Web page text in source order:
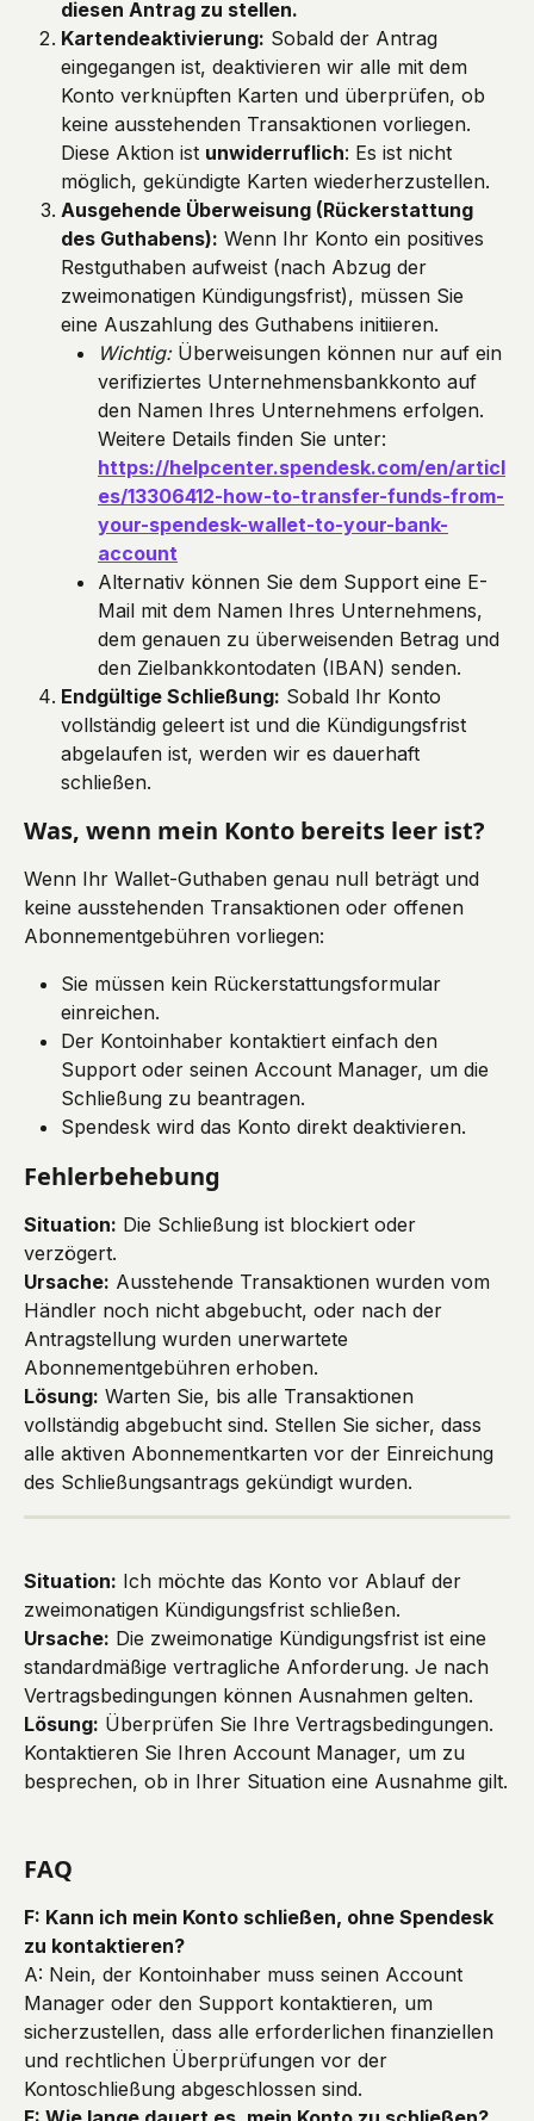
diesen Antrag zu stellen.
Kartendeaktivierung: Sobald der Antrag
eingegangen ist, deaktivieren wir alle mit dem
Konto verknüpften Karten und überprüfen, ob
keine ausstehenden Transaktionen vorliegen.
Diese Aktion ist unwiderruflich: Es ist nicht
möglich, gekündigte Karten wiederherzustellen.
Ausgehende Überweisung (Rückerstattung
des Guthabens): Wenn Ihr Konto ein positives
Restguthaben aufweist (nach Abzug der
zweimonatigen Kündigungsfrist), müssen Sie
eine Auszahlung des Guthabens initiieren.
Wichtig: Überweisungen können nur auf ein
verifiziertes Unternehmensbankkonto auf
den Namen Ihres Unternehmens erfolgen.
Weitere Details finden Sie unter:
https://helpcenter.spendesk.com/en/articl
es/13306412-how-to-transfer-funds-from-
your-spendesk-wallet-to-your-bank-
account
Alternativ können Sie dem Support eine E-
Mail mit dem Namen Ihres Unternehmens,
dem genauen zu überweisenden Betrag und
den Zielbankkontodaten (IBAN) senden.
Endgültige Schließung: Sobald Ihr Konto
vollständig geleert ist und die Kündigungsfrist
abgelaufen ist, werden wir es dauerhaft
schließen.
Was, wenn mein Konto bereits leer ist?
Wenn Ihr Wallet-Guthaben genau null beträgt und
keine ausstehenden Transaktionen oder offenen
Abonnementgebühren vorliegen:
Sie müssen kein Rückerstattungsformular
einreichen.
Der Kontoinhaber kontaktiert einfach den
Support oder seinen Account Manager, um die
Schließung zu beantragen.
Spendesk wird das Konto direkt deaktivieren.
Fehlerbehebung
Situation: Die Schließung ist blockiert oder
verzögert.
Ursache: Ausstehende Transaktionen wurden vom
Händler noch nicht abgebucht, oder nach der
Antragstellung wurden unerwartete
Abonnementgebühren erhoben.
Lösung: Warten Sie, bis alle Transaktionen
vollständig abgebucht sind. Stellen Sie sicher, dass
alle aktiven Abonnementkarten vor der Einreichung
des Schließungsantrags gekündigt wurden.
Situation: Ich möchte das Konto vor Ablauf der
zweimonatigen Kündigungsfrist schließen.
Ursache: Die zweimonatige Kündigungsfrist ist eine
standardmäßige vertragliche Anforderung. Je nach
Vertragsbedingungen können Ausnahmen gelten.
Lösung: Überprüfen Sie Ihre Vertragsbedingungen.
Kontaktieren Sie Ihren Account Manager, um zu
besprechen, ob in Ihrer Situation eine Ausnahme gilt.
FAQ
F: Kann ich mein Konto schließen, ohne Spendesk
zu kontaktieren?
A: Nein, der Kontoinhaber muss seinen Account
Manager oder den Support kontaktieren, um
sicherzustellen, dass alle erforderlichen finanziellen
und rechtlichen Überprüfungen vor der
Kontoschließung abgeschlossen sind.